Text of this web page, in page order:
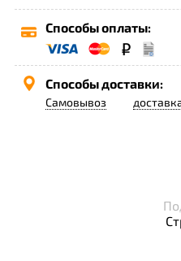
Способы оплаты:
Способы доставки:
Самовывоз